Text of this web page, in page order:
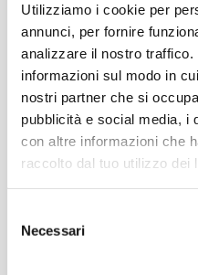
Utilizziamo i cookie per
annunci, per fornire
analizzare il nostro traffico.
informazioni sul modo in
nostri partner che si
pubblicità e social media, i
con altre informazioni che
raccolto dal tuo utilizzo dei
delNecessari
Silvia Nicolis, componente
Commercio di Verona,
sempre più mutevoli
internazionali si sta
a preferire le destinazioni
perché garantite da
rigorosissimi. Occorre
un passo avanti rispetto
Lancia,
2021, Bianchi